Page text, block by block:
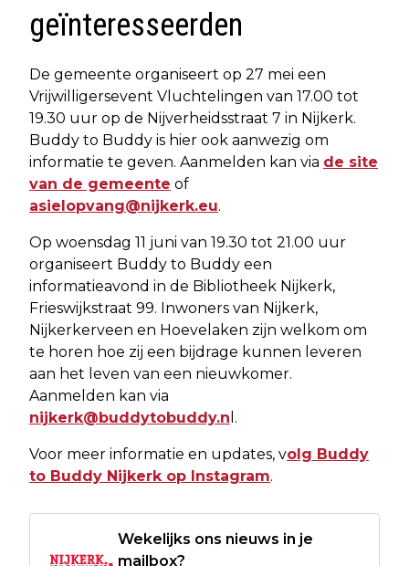
geïnteresseerden
De gemeente organiseert op 27 mei een
Vrijwilligersevent Vluchtelingen van 17.00 tot
19.30 uur op de Nijverheidsstraat 7 in Nijkerk.
Buddy to Buddy is hier ook aanwezig om
informatie te geven. Aanmelden kan via de site
van de gemeente of
asielopvang@nijkerk.eu.
Op woensdag 11 juni van 19.30 tot 21.00 uur
organiseert Buddy to Buddy een
informatieavond in de Bibliotheek Nijkerk,
Frieswijkstraat 99. Inwoners van Nijkerk,
Nijkerkerveen en Hoevelaken zijn welkom om
te horen hoe zij een bijdrage kunnen leveren
aan het leven van een nieuwkomer.
Aanmelden kan via
nijkerk@buddytobuddy.n l.
Voor meer informatie en updates, volg Buddy
to Buddy Nijkerk op Instagram.
Wekelijks ons nieuws in je
mailbox?